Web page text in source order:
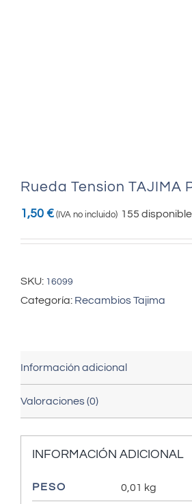
Rueda Tension TAJIMA
1,50 € (IVA no incluido) 155
SKU: 16099
Categoría: Recambios Tajima
Información adicional
Valoraciones (0)
INFORMACIÓN ADICIONAL
PESO 0,01 kg